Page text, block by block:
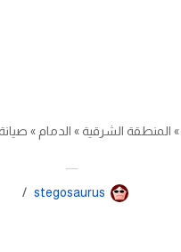
» المنطقة الشرقية» الدمام »
سباك بالدمام
stegosaurus